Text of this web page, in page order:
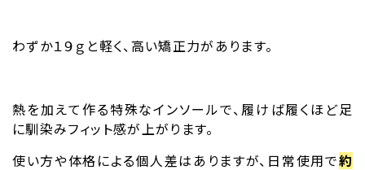
わずか１９ｇと軽く、高い矯正力があります。
熱を加えて作る特殊なインソールで、履けば履くほど足
に馴染みフィット感が上がります。
使い方や体格による個人差はありますが、日常使用で約